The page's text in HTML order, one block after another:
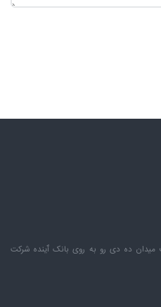
ده دی رو به روی بانک ٱینده شرکت